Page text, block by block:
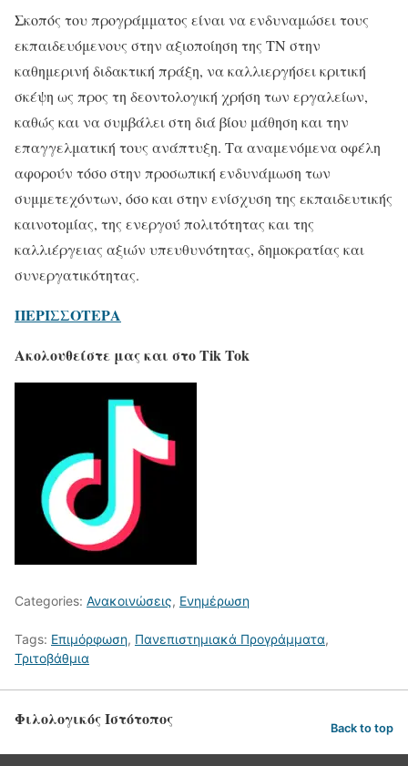
Σκοπός του προγράμματος είναι να ενδυναμώσει τους
εκπαιδευόμενους στην αξιοποίηση της ΤΝ στην
καθημερινή διδακτική πράξη, να καλλιεργήσει κριτική
σκέψη ως προς τη δεοντολογική χρήση των εργαλείων,
καθώς και να συμβάλει στη διά βίου μάθηση και την
επαγγελματική τους ανάπτυξη. Τα αναμενόμενα οφέλη
αφορούν τόσο στην προσωπική ενδυνάμωση των
συμμετεχόντων, όσο και στην ενίσχυση της εκπαιδευτικής
καινοτομίας, της ενεργού πολιτότητας και της
καλλιέργειας αξιών υπευθυνότητας, δημοκρατίας και
συνεργατικότητας.
ΠΕΡΙΣΣΟΤΕΡΑ
Ακολουθείστε μας και στο Tik Tok
Categories: Ανακοινώσεις, Ενημέρωση
Tags: Επιμόρφωση, Πανεπιστημιακά Προγράμματα,
Τριτοβάθμια
Φιλολογικός Ιστότοπος Back to top